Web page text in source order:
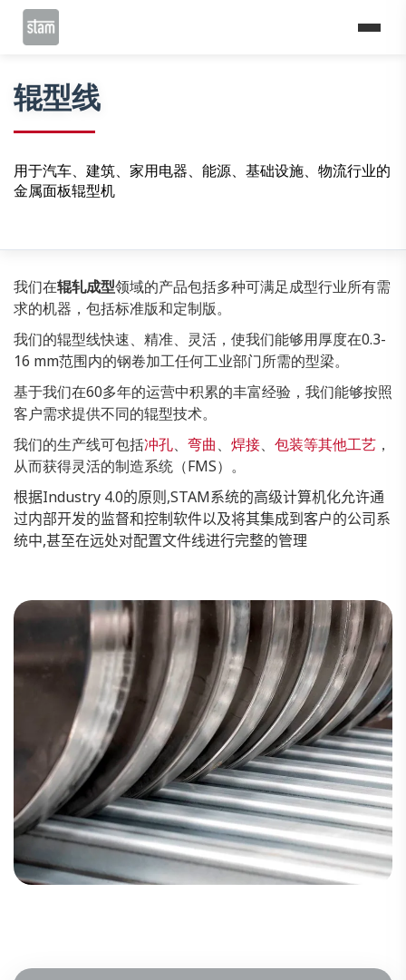
Home
辊型线
用于汽车、建筑、家用电器、能源、基础设施、物流行业的
金属面板辊型机
我们在辊轧成型领域的产品包括多种可满足成型行业所有需
求的机器，包括标准版和定制版。
我们的辊型线快速、精准、灵活，使我们能够用厚度在0.3-
16 mm范围内的钢卷加工任何工业部门所需的型梁。
基于我们在60多年的运营中积累的丰富经验，我们能够按照
客户需求提供不同的辊型技术。
我们的生产线可包括冲孔、 弯曲、 焊接、 包装等其他工艺 ，
从而获得灵活的制造系统（FMS）。
根据Industry 4.0的原则,STAM系统的高级计算机化允许通
过内部开发的监督和控制软件以及将其集成到客户的公司系
统中,甚至在远处对配置文件线进行完整的管理